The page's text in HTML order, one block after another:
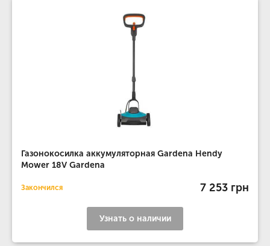
Газонокосилка аккумуляторная Gardena Hendy
Mower 18V Gardena
Закончился 7 253 грн
Узнать о наличии